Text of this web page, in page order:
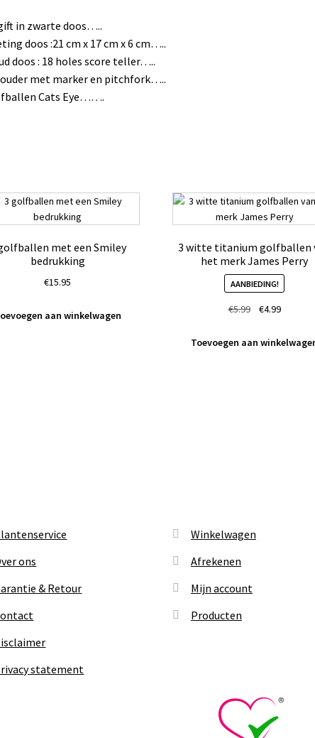
in zwarte doos…..
doos :21 cm x 17 cm x 6 cm…..
doos : 18 holes score teller…..
met marker en pitchfork…..
Cats Eye…….
met een Smiley
bedrukking
€15.95
aan winkelwagen
3 witte titanium golfballen
het merk James Perry
AANBIEDING!
€5.99
was:
€4.99Huidige
is:
Toevoegen aan
ons
& Retour
statement
Winkelwagen
Afrekenen
Mijn account
Producten